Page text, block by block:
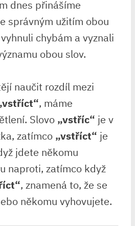
dnes přinášíme
správným užitím obou
chybám a vyznali‌
obou slov.
naučit rozdíl mezi
, máme
Slovo „vstříc“ je v
zatímco „vstříct“ je
jdete někomu
⁢naproti, zatímco když
, znamená‍ to,⁣ že se
⁣někomu ‍vyhovujete.